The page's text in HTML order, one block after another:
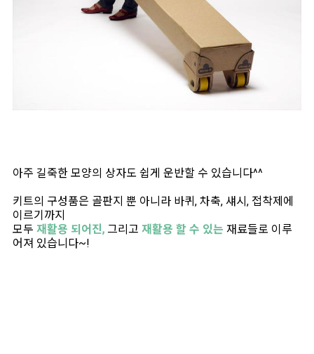
아주 길죽한 모양의 상자도 쉽게 운반할 수 있습니다^^
키트의 구성품은 골판지 뿐 아니라 바퀴, 차축, 섀시, 접착제에
이르기까지
모두 재활용 되어진, 그리고 재활용 할 수 있는 재료들로 이루
어져 있습니다~!